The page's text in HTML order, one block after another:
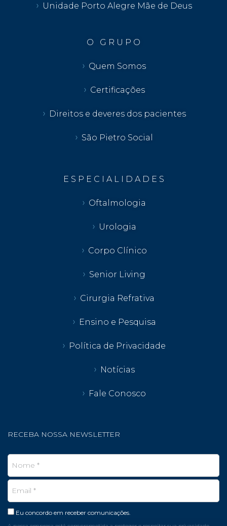
Unidade Porto Alegre Mãe de Deus
O G R U P O
Quem Somos
Certificações
Direitos e deveres dos pacientes
São Pietro Social
E S P E C I A L I D A D E S
Oftalmologia
Urologia
Corpo Clínico
Senior Living
Cirurgia Refrativa
Ensino e Pesquisa
Política de Privacidade
Notícias
Fale Conosco
RECEBA NOSSA NEWSLETTER
Eu concordo em receber comunicações.